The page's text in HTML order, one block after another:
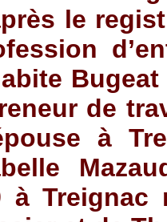
le
de
à
à